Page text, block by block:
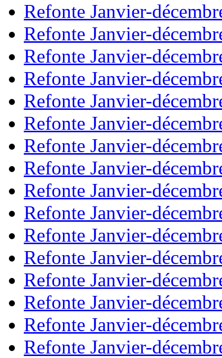
Refonte Janvier-
Refonte Janvier-
Refonte Janvier-
Refonte Janvier-
Refonte Janvier-
Refonte Janvier-
Refonte Janvier-
Refonte Janvier-
Refonte Janvier-
Refonte Janvier-
Refonte Janvier-
Refonte Janvier-
Refonte Janvier-
Refonte Janvier-
Refonte Janvier-
Refonte Janvier-